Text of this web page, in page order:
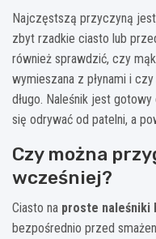
Najczęstszą przyczyną
zbyt rzadkie ciasto lub
również sprawdzić, czy
wymieszana z płynami i
długo. Naleśnik jest
się odrywać od patelni, a
Czy można
wcześniej?
Ciasto na proste naleśniki
bezpośrednio przed